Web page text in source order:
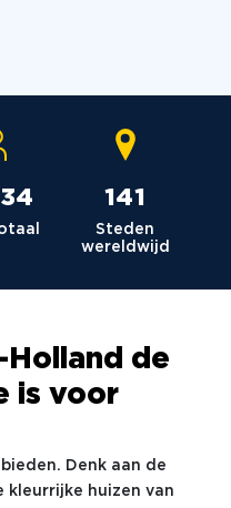
142
Steden
wereldwijd
de
is voor
Denk aan de
kleurrijke huizen van